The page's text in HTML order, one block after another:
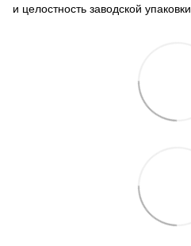
и целостность заводской упаковки.